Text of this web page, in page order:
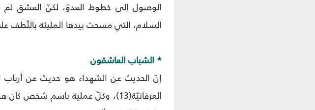
الوصول إلى خطوط العدوّ، لكنّ العشق لم
السلام، التي مسحت بيدها المليئة باللّطف على رؤوس
* الشباب العاشقون
إنّ الحديث عن الشهداء هو حديث عن
العرفانيّة(13)، وكلّ عملية باسم